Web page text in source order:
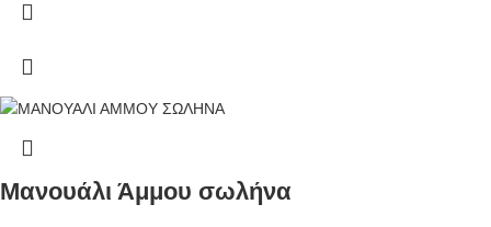
Μανουάλι Άμμου σωλήνα